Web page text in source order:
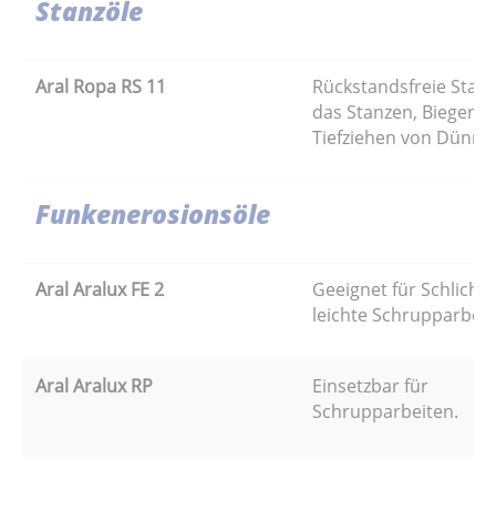
Stanzöle
Aral Ropa RS 11
Rückstandsfreie
das Stanzen, Biegen
Tiefziehen von
Funkenerosionsöle
Aral Aralux FE 2
Geeignet für
leichte
Aral Aralux RP
Einsetzbar für
Schrupparbeiten.